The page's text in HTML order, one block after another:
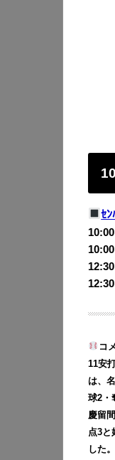
ｾﾝ
コ
11安
は、
球2・
慶留
点3と
した